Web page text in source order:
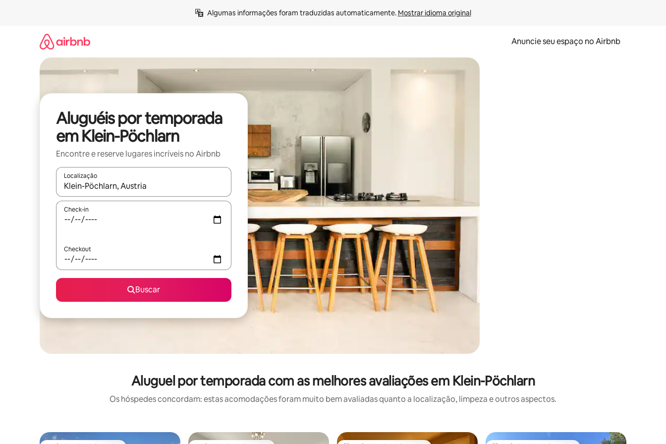
Algumas informações foram traduzidas automaticamente. Mostrar idioma original
Anuncie seu espaço no Airbnb
Aluguéis por temporada
em Klein-Pöchlarn
Encontre e reserve lugares incríveis no Airbnb
Localização
Quando os resultados estiverem disponíveis, explore-os usando as seta para cima e para baixo do teclado ou tocando e deslizando o dedo na tela.
Check-in
Checkout
Buscar
Aluguel por temporada com as melhores avaliações em Klein-Pöchlarn
Os hóspedes concordam: estas acomodações foram muito bem avaliadas quanto a localização, limpeza e outros aspectos.